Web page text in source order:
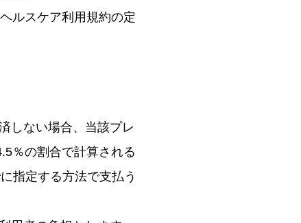
ルスケア利用規約の定
しない場合、当該プレ
％の割合で計算される
指定する方法で支払う